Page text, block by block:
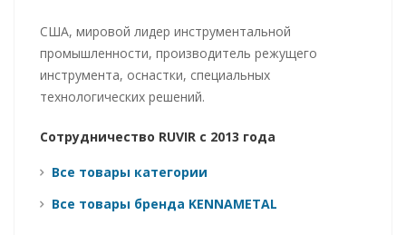
США, мировой лидер инструментальной
промышленности, производитель режущего
инструмента, оснастки, специальных
технологических решений.
Сотрудничество RUVIR с 2013 года
Все товары категории
Все товары бренда KENNAMETAL